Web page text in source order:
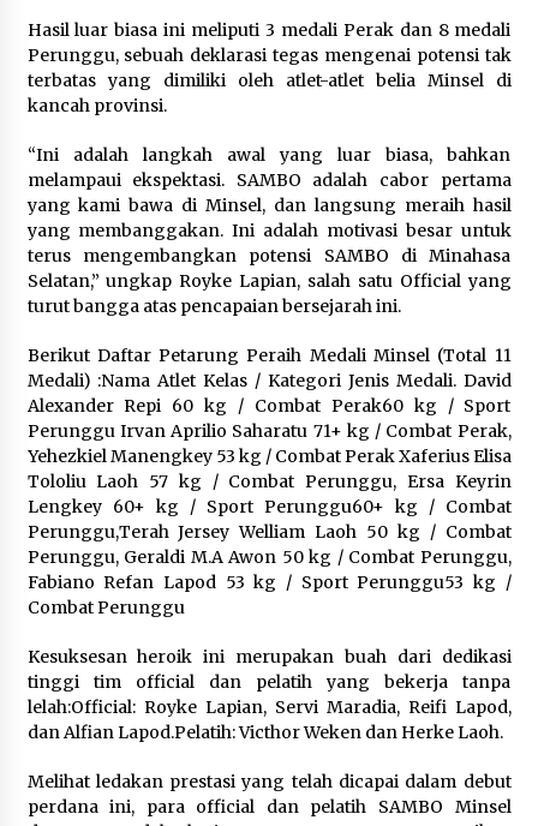
Realisasi Investasi RI Tembus Rp 678,7 Triliun”
July 22, 2023
February 23, 2024
Hasil luar biasa ini meliputi 3 medali Perak dan 8 medali
Perunggu, sebuah deklarasi tegas mengenai potensi tak
terbatas yang dimiliki oleh atlet-atlet belia Minsel di
kancah provinsi.‎‎
“Ini adalah langkah awal yang luar biasa, bahkan
melampaui ekspektasi. SAMBO adalah cabor pertama
yang kami bawa di Minsel, dan langsung meraih hasil
yang membanggakan. Ini adalah motivasi besar untuk
terus mengembangkan potensi SAMBO di Minahasa
Selatan,” ungkap Royke Lapian, salah satu Official yang
turut bangga atas pencapaian bersejarah ini.‎‎
Berikut Daftar Petarung Peraih Medali Minsel (Total 11
Medali) :‎Nama Atlet Kelas / Kategori Jenis Medali. David
Alexander Repi 60 kg / Combat Perak‎60 kg / Sport
Perunggu ‎Irvan Aprilio Saharatu 71+ kg / Combat Perak‎,
Yehezkiel Manengkey 53 kg / Combat Perak ‎Xaferius Elisa
Tololiu Laoh 57 kg / Combat Perunggu, Ersa Keyrin
Lengkey 60+ kg / Sport Perunggu‎60+ kg / Combat
Perunggu,‎Terah Jersey Welliam Laoh 50 kg / Combat
Perunggu‎, Geraldi M.A Awon 50 kg / Combat Perunggu,‎
Fabiano Refan Lapod 53 kg / Sport Perunggu‎53 kg /
Combat Perunggu‎‎
Kesuksesan heroik ini merupakan buah dari dedikasi
tinggi tim official dan pelatih yang bekerja tanpa
lelah:‎‎Official: Royke Lapian, Servi Maradia, Reifi Lapod,
dan Alfian Lapod.‎‎Pelatih: Victhor Weken dan Herke Laoh.‎‎‎
Melihat ledakan prestasi yang telah dicapai dalam debut
perdana ini, para official dan pelatih SAMBO Minsel